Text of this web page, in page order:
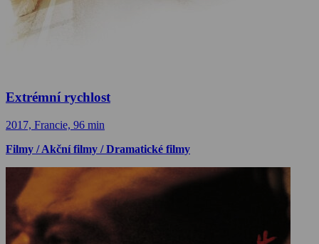
Extrémní rychlost
2017, Francie, 96 min
Filmy / Akční filmy / Dramatické filmy